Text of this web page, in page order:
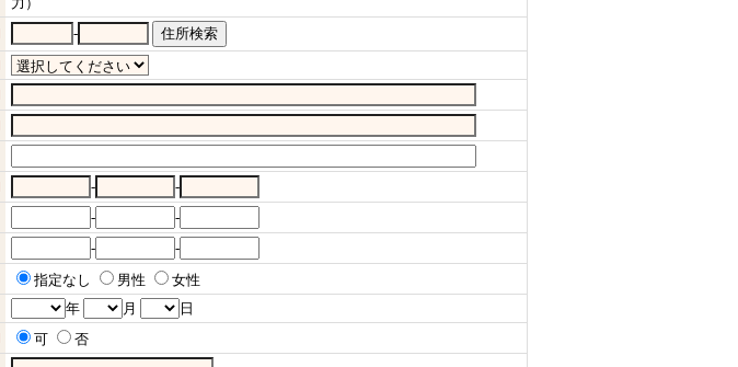
-
-
-
-
-
-
-
指定なし 男性
女性
年 月
日
可 否